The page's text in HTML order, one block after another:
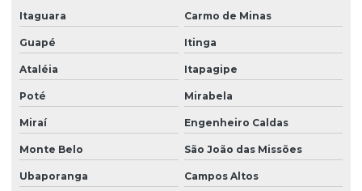
Itaguara Carmo de Minas
Guapé Itinga
Ataléia Itapagipe
Poté Mirabela
Miraí Engenheiro Caldas
Monte Belo São João das Missões
Ubaporanga Campos Altos